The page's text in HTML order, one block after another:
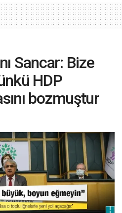
Sancar: Bize
HDP
bozmuştur